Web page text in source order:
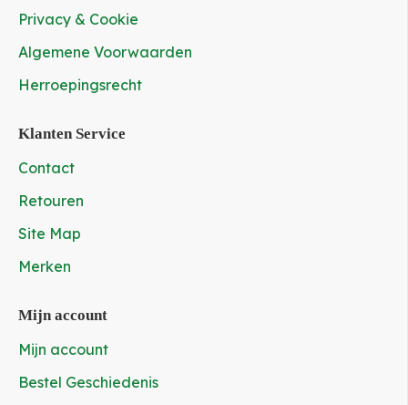
Privacy & Cookie
Algemene Voorwaarden
Herroepingsrecht
Klanten Service
Contact
Retouren
Site Map
Merken
Mijn account
Mijn account
Bestel Geschiedenis